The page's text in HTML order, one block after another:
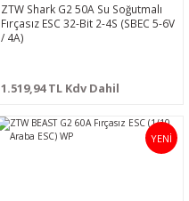
ZTW Shark G2 50A Su Soğutmalı
Fırçasız ESC 32-Bit 2-4S (SBEC 5-6V
/ 4A)
1.519,94 TL Kdv Dahil
YENİ